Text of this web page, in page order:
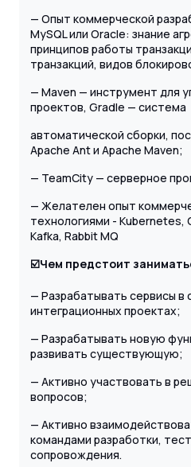
— Опыт коммерческой
MySQL или Oracle: знание
принципов работы
транзакций, видов
— Maven — инструмент для
проектов, Gradle — система
автоматической сборки,
Apache Ant и Apache Maven;
— TeamCity — серверное
— Желателен опыт
технологиями - Kubernetes,
Kafka, Rabbit MQ
☑️Чем предстоит
— Разрабатывать сервисы в
интеграционных проектах;
— Разрабатывать новую
развивать существующую;
— Активно участвовать в
вопросов;
— Активно
командами разработки,
сопровождения.